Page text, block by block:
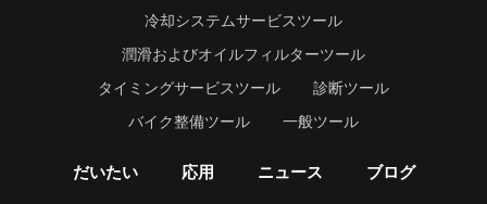
冷却システムサービスツール
潤滑およびオイルフィルターツール
タイミングサービスツール
診断ツール
バイク整備ツール
一般ツール
だいたい 応用 ニュース ブログ